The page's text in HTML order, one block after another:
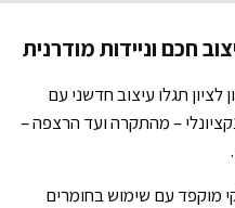
חכם וניידות מודרנית
תגלו עיצוב חדשני עם
– מהתקרה ועד הרצפה –
מוקפד עם שימוש בחומרים